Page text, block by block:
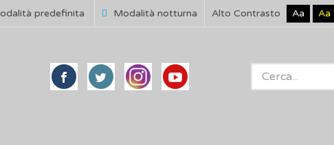
predefinita Modalità notturna Alto Contrasto Aa Aa